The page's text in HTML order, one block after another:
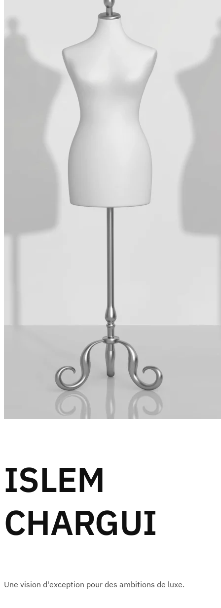
ISLEM
CHARGUI
Une vision d'exception pour des ambitions de luxe.